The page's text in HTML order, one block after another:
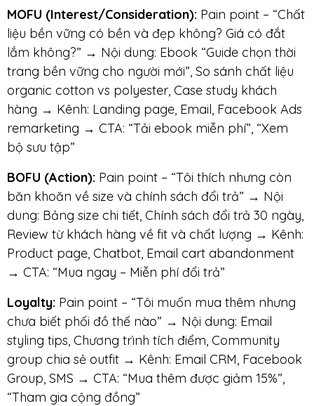
MOFU (Interest/Consideration): Pain point – “Chất
liệu bền vững có bền và đẹp không? Giá có đắt
lắm không?” → Nội dung: Ebook “Guide chọn thời
trang bền vững cho người mới”, So sánh chất liệu
organic cotton vs polyester, Case study khách
hàng → Kênh: Landing page, Email, Facebook Ads
remarketing → CTA: “Tải ebook miễn phí”, “Xem
bộ sưu tập”
BOFU (Action): Pain point – “Tôi thích nhưng còn
băn khoăn về size và chính sách đổi trả” → Nội
dung: Bảng size chi tiết, Chính sách đổi trả 30 ngày,
Review từ khách hàng về fit và chất lượng → Kênh:
Product page, Chatbot, Email cart abandonment
→ CTA: “Mua ngay – Miễn phí đổi trả”
Loyalty: Pain point – “Tôi muốn mua thêm nhưng
chưa biết phối đồ thế nào” → Nội dung: Email
styling tips, Chương trình tích điểm, Community
group chia sẻ outfit → Kênh: Email CRM, Facebook
Group, SMS → CTA: “Mua thêm được giảm 15%”,
“Tham gia cộng đồng”